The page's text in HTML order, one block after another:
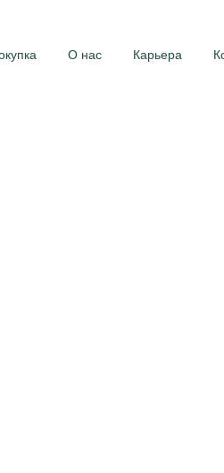
О нас Карьера